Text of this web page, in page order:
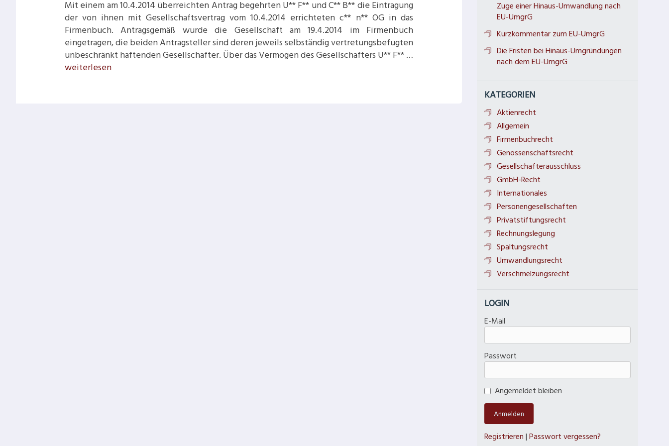
Mit einem am 10.4.2014 überreichten Antrag begehrten U** F** und C** B** die Eintragung
der von ihnen mit Gesellschaftsvertrag vom 10.4.2014 errichteten c** n** OG in das
Firmenbuch. Antragsgemäß wurde die Gesellschaft am 19.4.2014 im Firmenbuch
eingetragen, die beiden Antragsteller sind deren jeweils selbständig vertretungsbefugten
unbeschränkt haftenden Gesellschafter. Über das Vermögen des Gesellschafters U** F** …
Entstehung
weiterlesen
Zuge einer Hinaus-Umwandlung nach
EU-UmgrG
Kurzkommentar zum EU-UmgrG
Die Fristen bei Hinaus-Umgründungen
nach dem EU-UmgrG
KATEGORIEN
Aktienrecht
Allgemein
Firmenbuchrecht
Genossenschaftsrecht
Gesellschafterausschluss
GmbH-Recht
Internationales
Personengesellschaften
Privatstiftungsrecht
Rechnungslegung
Spaltungsrecht
Umwandlungsrecht
Verschmelzungsrecht
LOGIN
E-Mail
Passwort
Angemeldet bleiben
Registrieren|Passwort vergessen?